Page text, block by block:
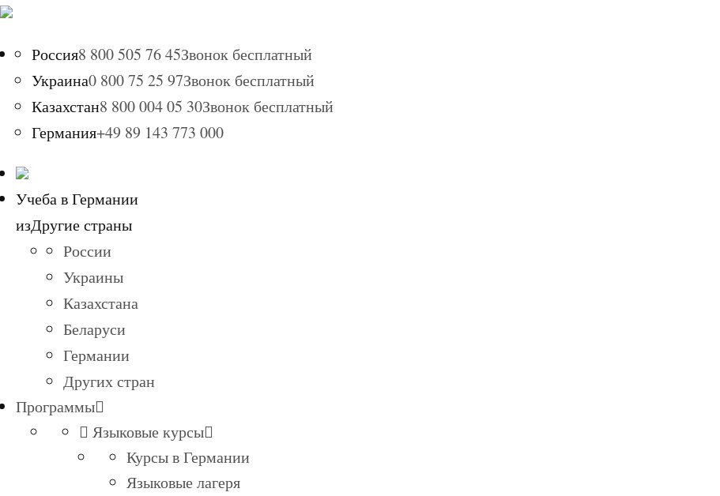
Россия8 800 505 76 45Звонок бесплатный
Украина0 800 75 25 97Звонок бесплатный
Казахстан8 800 004 05 30Звонок бесплатный
Германия+49 89 143 773 000
Учеба в Германии
изДругие страны
России
Украины
Казахстана
Беларуси
Германии
Других стран
Программы
Языковые курсы
Курсы в Германии
Языковые лагеря